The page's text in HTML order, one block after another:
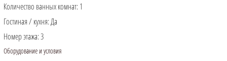
Количество ванных комнат:1
Гостиная / кухня:Да
Номер этажа:3
Оборудование и условия